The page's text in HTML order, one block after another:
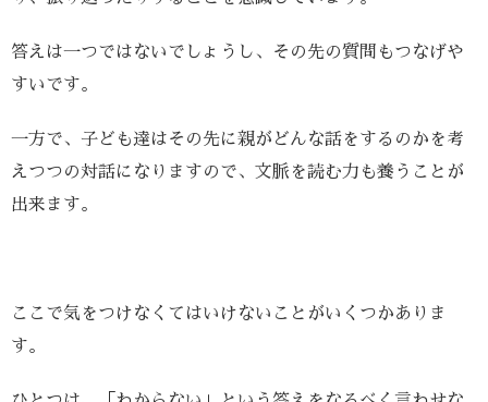
答えは一つではないでしょうし、その先の質問もつなげや
すいです。
一方で、子ども達はその先に親がどんな話をするのかを考
えつつの対話になりますので、文脈を読む力も養うことが
出来ます。
ここで気をつけなくてはいけないことがいくつかありま
す。